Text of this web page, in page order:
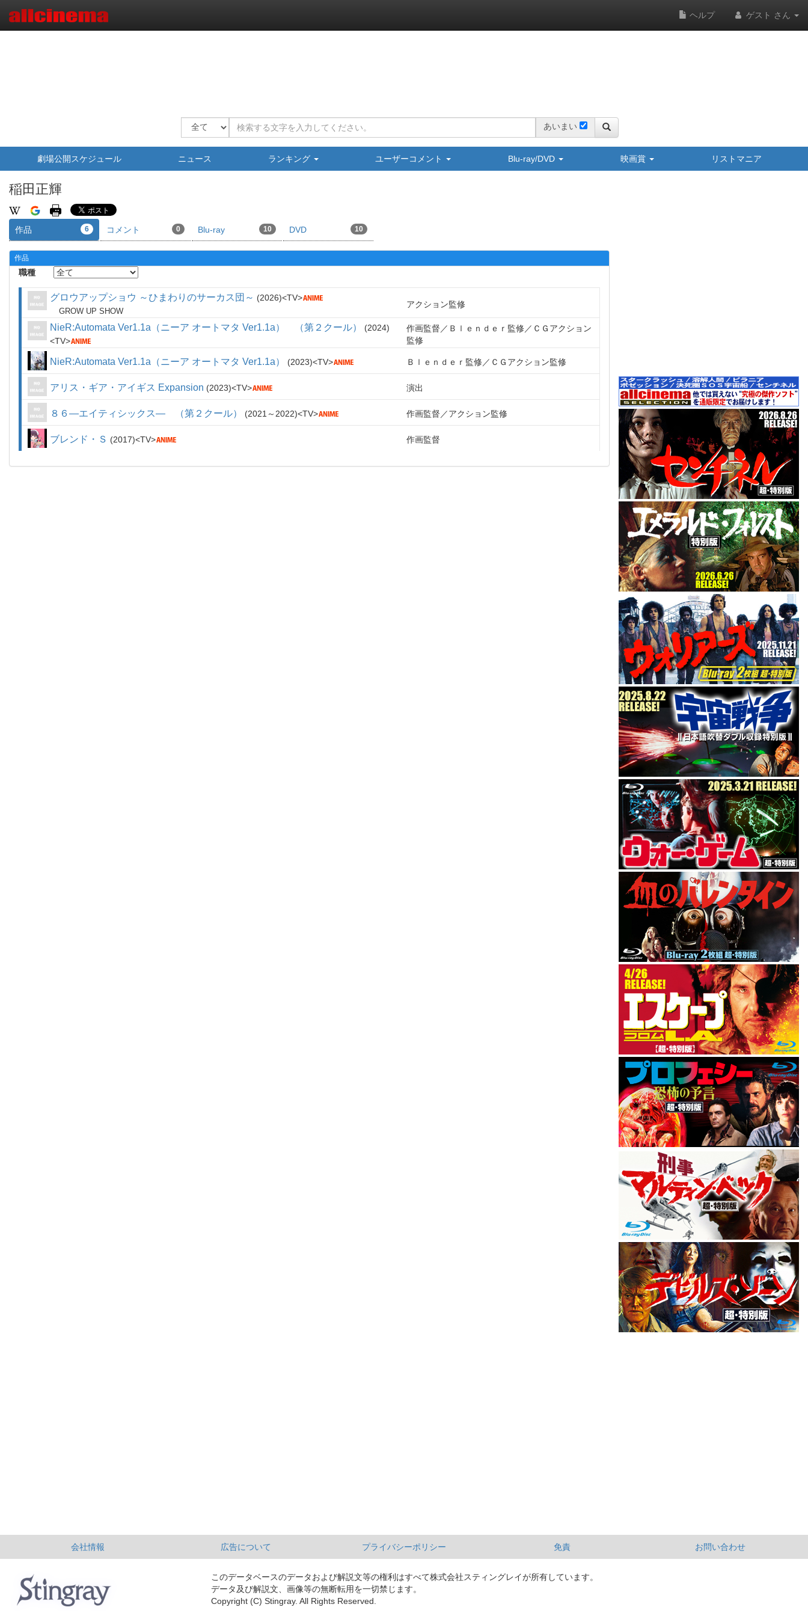
ヘルプ ゲスト さん
あいまい
劇場公開スケジュール ニュース ランキング ユーザーコメント Blu-ray/DVD 映画賞 リストマニア
稲田正輝
作品 6 コメント 0 Blu-ray 10 DVD 10
作品
職種
グロウアップショウ ～ひまわりのサーカス団～ 2026 TV
GROW UP SHOW
アクション監修
NieR:Automata Ver1.1a（ニーア オートマタ Ver1.1a） （第２クール）
2024
TV
作画監督 Ｂｌｅｎｄｅｒ監修
ＣＧアクション
監修
NieR:Automata Ver1.1a（ニーア オートマタ Ver1.1a） 2023 TV Ｂｌｅｎｄｅｒ監修 ＣＧアクション監修
アリス・ギア・アイギス Expansion 2023 TV 演出
８６―エイティシックス― （第２クール） 2021～2022 TV 作画監督 アクション監修
ブレンド・Ｓ 2017 TV 作画監督
会社情報 広告について プライバシーポリシー 免責 お問い合わせ
このデータベースのデータおよび解説文等の権利はすべて株式会社スティングレイが所有しています。
データ及び解説文、画像等の無断転用を一切禁じます。
Copyright (C) Stingray. All Rights Reserved.